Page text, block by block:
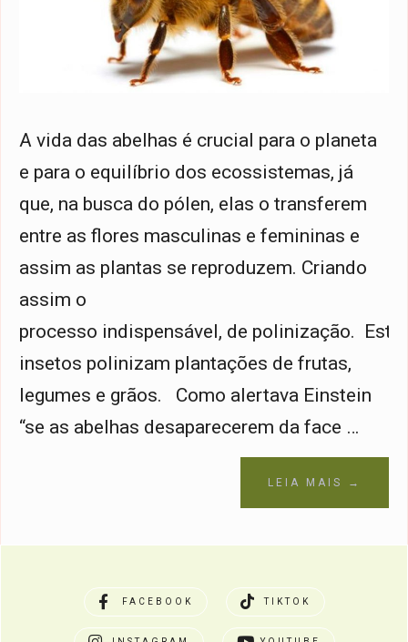
A vida das abelhas é crucial para o planeta
e para o equilíbrio dos ecossistemas, já
que, na busca do pólen, elas o transferem
entre as flores masculinas e femininas e
assim as plantas se reproduzem. Criando
assim o
processo indispensável, de polinização.
insetos polinizam plantações de frutas,
legumes e grãos. Como alertava Einstein
“se as abelhas desaparecerem da face …
LEIA MAIS →
FACEBOOK TIKTOK